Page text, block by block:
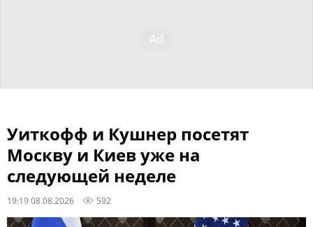
Уиткофф и Кушнер посетят
Москву и Киев уже на
следующей неделе
19:19 08.08.2026 592